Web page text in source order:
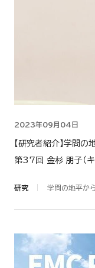
2023年09月04日
【研究者紹介】学問
第37回 金杉 朋子（キ
研究 学問の地平から